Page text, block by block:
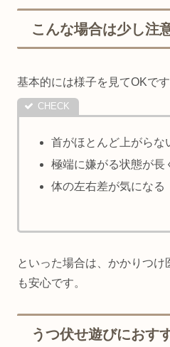
こんな場合は少し注
基本的には様子を見てOKです
首がほとんど上がらな
極端に嫌がる状態が長
体の左右差が気になる
といった場合は、かかりつ
も安心です。
うつ伏せ遊びにおす